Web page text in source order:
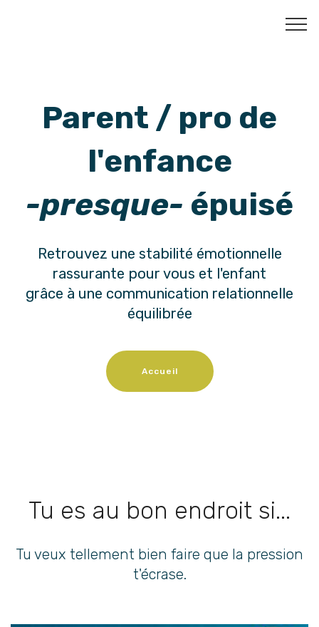
Parent / pro de
l'enfance
-presque- épuisé
Retrouvez une stabilité émotionnelle
rassurante pour vous et l'enfant
grâce à une communication relationnelle
équilibrée
Accueil
Tu es au bon endroit si...
Tu veux tellement bien faire que la pression
t'écrase.